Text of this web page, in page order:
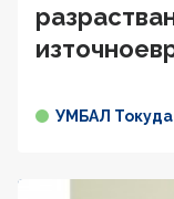
УМБАЛ Токуда